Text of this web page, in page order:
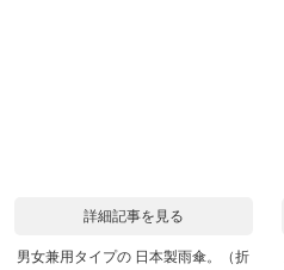
詳細記事を見る
男女兼用タイプの 日本製雨傘。（折